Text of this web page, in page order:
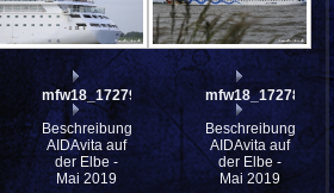
mfw18_172792
Beschreibung:
AIDAvita auf
der Elbe -
Mai 2019
mfw18_172788
Beschreibung:
AIDAvita auf
der Elbe -
Mai 2019